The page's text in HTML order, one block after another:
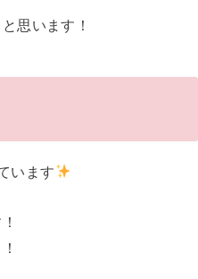
思います！
います